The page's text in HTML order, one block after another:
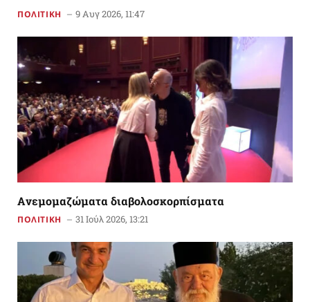
ΠΟΛΙΤΙΚΗ 9 Αυγ 2026, 11:47
Aνεμομαζώματα διαβολοσκορπίσματα
ΠΟΛΙΤΙΚΗ 31 Ιούλ 2026, 13:21